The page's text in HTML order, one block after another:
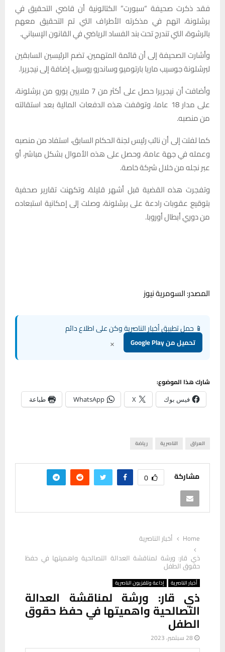
فقد ذكرت صحيفة “سبورت” الكتالونية أن قاضي التحقيق في
برشلونة، اتهم في مذكرته الأطراف التي تم التحقيق معهم
بالرشوة، التي تندرج تحت بند الفساد الرياضي في القانون الإسباني.
وأشارت الصحيفة إلى أن قائمة المتهمين، تضم الرئيسين السابقين
لبرشلونة جوسيب ماريا بارتوميو وساندرو روسيل، إضافة إلى نيجريرا.
وأضافت أن نيجريرا حصل على أكثر من 7 ملايين يورو من برشلونة،
على مدار 18 عاما، وتوقفت هذه الدفعات المالية بعد استقالته
من منصبه.
كما لفتت إلى أن نائب رئيس لجنة الحكام السابق، استفاد من منصبه
وعمله في جهة عامة، وحصل على هذه الأموال بشكل مباشر، أو
عبر نجله من خلال شركة خاصة.
وتفجرت هذه القضية قبل أشهر قليلة، وتكهنت تقارير صحفية
بتوقيع عقوبات رادعة على برشلونة، وصلت إلى إمكانية استبعاده
من دوري أبطال أوروبا.
المصدر: السومرية نيوز
📱 حمل تطبيق أخبار الناصرية وكن على اطلاع دائم
تحميل من Google Play ×
شارك هذا الموضوع:
فيس بوك X
WhatsApp طباعة
العراق الناصرية رياضة
مشاركة 0
Home
أخبار الناصرية
ذي قار: ورشة لمناقشة العدالة التصالحية واهميتها في حفظ
حقوق الطفل
أخبار الناصرية إذاعة وتلفزيون الناصرية
ذي قار: ورشة لمناقشة العدالة
التصالحية واهميتها في حفظ حقوق
الطفل
28 سبتمبر، 2023